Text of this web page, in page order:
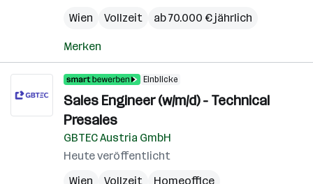
Wien
Vollzeit ab 70.000 € jährlich
Merken
Einblicke
Sales Engineer (w/m/d) - Technical
Presales
GBTEC Austria GmbH
Heute veröffentlicht
Wien
Vollzeit
Homeoffice